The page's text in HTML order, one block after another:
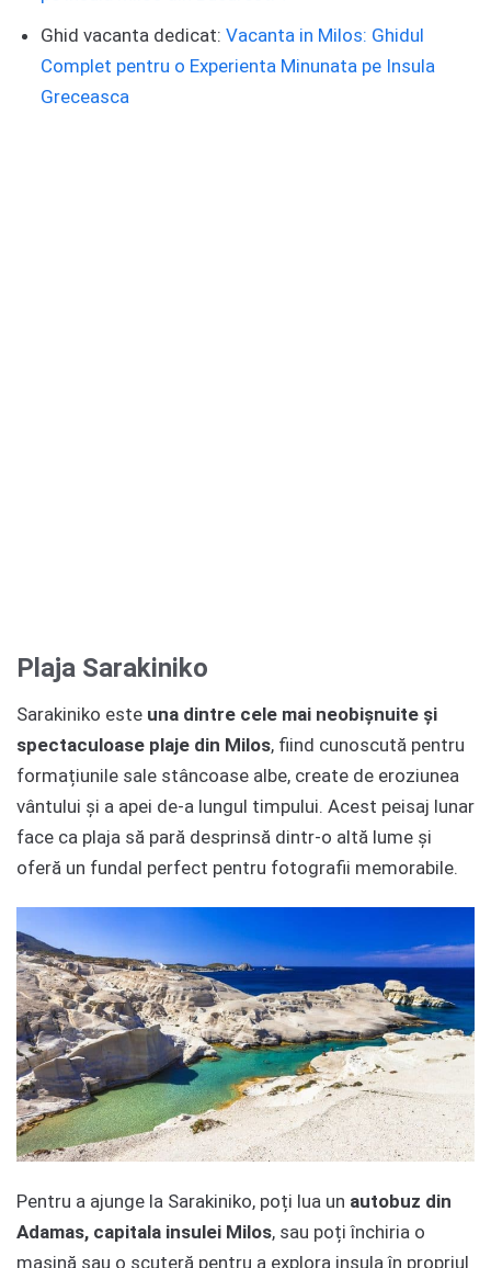
Ghid vacanta dedicat:Vacanta in Milos: Ghidul
Complet pentru o Experienta Minunata pe Insula
Greceasca
Plaja Sarakiniko
Sarakiniko este una dintre cele mai neobișnuite și
spectaculoase plaje din Milos, fiind cunoscută pentru
formațiunile sale stâncoase albe, create de eroziunea
vântului și a apei de-a lungul timpului. Acest peisaj lunar
face ca plaja să pară desprinsă dintr-o altă lume și
oferă un fundal perfect pentru fotografii memorabile.
Pentru a ajunge la Sarakiniko, poți lua un autobuz din
Adamas, capitala insulei Milos, sau poți închiria o
mașină sau o scuteră pentru a explora insula în propriul